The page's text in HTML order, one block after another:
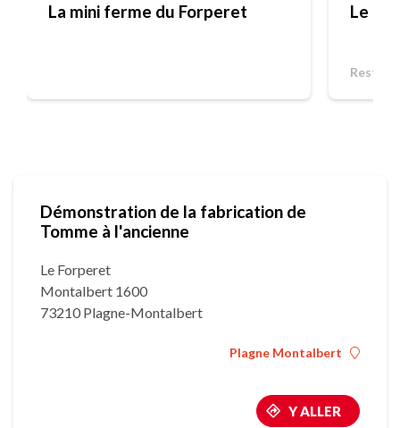
La mini ferme du Forperet Le
Démonstration de la fabrication de
Tomme à l'ancienne
Le Forperet
Montalbert 1600
73210 Plagne-Montalbert
Plagne Montalbert
Y ALLER